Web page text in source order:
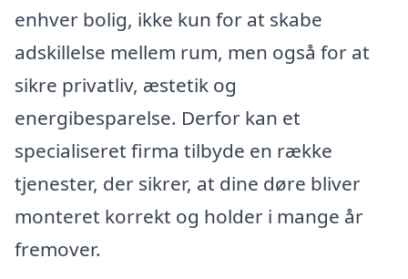
enhver bolig, ikke kun for at skabe
adskillelse mellem rum, men også for at
sikre privatliv, æstetik og
energibesparelse. Derfor kan et
specialiseret firma tilbyde en række
tjenester, der sikrer, at dine døre bliver
monteret korrekt og holder i mange år
fremover.